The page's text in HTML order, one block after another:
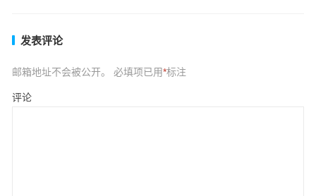
发表评论
邮箱地址不会被公开。 必填项已用*标注
评论